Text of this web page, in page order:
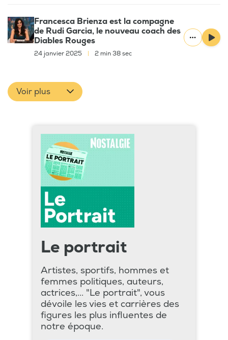
Francesca Brienza est la compagne
de Rudi Garcia, le nouveau coach des
Diables Rouges
24 janvier 2025 2 min 38 sec
Voir plus
Le portrait
Artistes, sportifs, hommes et
femmes politiques, auteurs,
actrices,... "Le portrait", vous
dévoile les vies et carrières des
figures les plus influentes de
notre époque.